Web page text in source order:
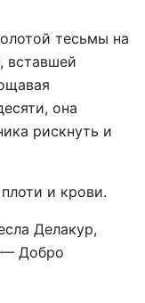
тесьмы на
вставшей
она
рискнуть и
и крови.
Делакур,
— Добро